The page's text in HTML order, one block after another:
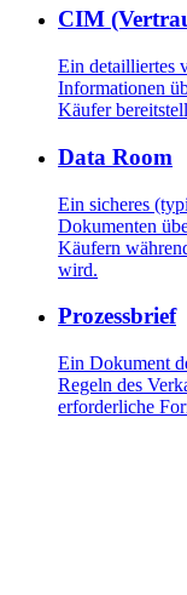
CIM
Ein detailliertes
Informationen
Käufer
Data Room
Ein sicheres
Dokumenten
Käufern
wird.
Prozessbrief
Ein Dokument
Regeln des
erforderliche